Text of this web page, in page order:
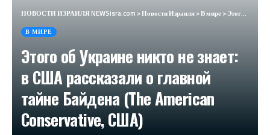
НОВОСТИ ИЗРАИЛЯ NEWSisra.com >Новости Израиля>В мире>Этого об Украине никто не знает: в США рассказали о главной тайне Байдена (The American Conservative, США)
В МИРЕ
Этого об Украине никто не знает:
в США рассказали о главной
тайне Байдена (The American
Conservative, США)